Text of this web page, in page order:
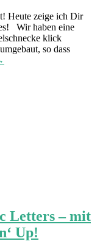
Heute zeige ich Dir
Wir haben eine
klick
so dass
Letters – mit
Up!